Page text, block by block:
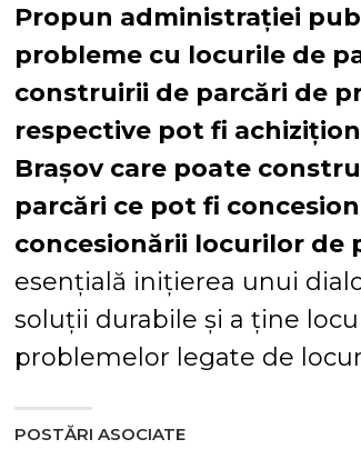
Propun administrației
probleme cu locurile de
construirii de parcări de
respective pot fi
Brașov care poate
parcări ce pot fi
concesionării locurilor de
esențială inițierea unui
soluții durabile și a ține
problemelor legate de
POSTĂRI ASOCIATE